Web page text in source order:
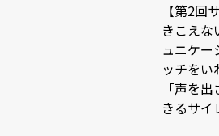
【第2回
きこえな
ュニケ
ッチを
「声を
きるサイ